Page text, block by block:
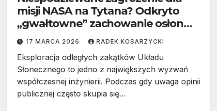
misji NASA na Tytana? Odkryto
„gwałtowne” zachowanie osłon
termicznych
17 MARCA 2026 RADEK KOSARZYCKI
Eksploracja odległych zakątków Układu
Słonecznego to jedno z największych wyzwań
współczesnej inżynierii. Podczas gdy uwaga opinii
publicznej często skupia się…